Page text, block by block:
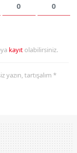
0 0
kayıt olabilirsiniz.
tartışalım *